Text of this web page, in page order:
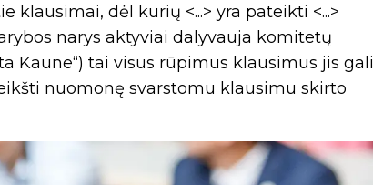
klausimai, dėl kurių <...> yra pateikti <...>
narys aktyviai dalyvauja komitetų
Kaune“) tai visus rūpimus klausimus jis gali
nuomonę svarstomu klausimu skirto